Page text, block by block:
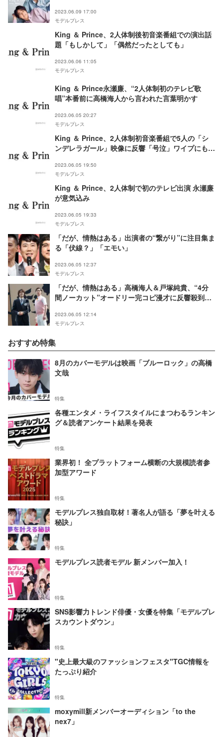
2023.06.09 17:00
モデルプレス
King ＆ Prince、2人体制後初音楽番組での演出話
題「もしかして」「偶然だったとしても」
2023.06.06 11:05
モデルプレス
King ＆ Prince永瀬廉、“2人体制初のテレビ歌
唱”本番前に高橋海人から言われた言葉明かす
2023.06.05 20:27
モデルプレス
King ＆ Prince、2人体制初音楽番組で5人の「シ
ンデレラガール」映像に反響「号泣」ワイプにも注
2023.06.05 19:50
モデルプレス
King ＆ Prince、2人体制で初のテレビ出演 永瀬廉
が意気込み
2023.06.05 19:33
モデルプレス
「だが、情熱はある」出演者の“繋がり”に注目集ま
る「伏線？」「エモい」
2023.06.05 12:37
モデルプレス
「だが、情熱はある」高橋海人＆戸塚純貴、“4分
間ノーカット”オードリー完コピ漫才に反響殺到
2023.06.05 12:14
モデルプレス
おすすめ特集
8月のカバーモデルは映画「ブルーロック」の高橋
文哉
特集
各種エンタメ・ライフスタイルにまつわるランキン
グ＆読者アンケート結果を発表
特集
業界初！ 全プラットフォーム横断の大規模読者参
加型アワード
特集
モデルプレス独自取材！著名人が語る「夢を叶える
秘訣」
特集
モデルプレス読者モデル 新メンバー加入！
特集
SNS影響力トレンド俳優・女優を特集「モデルプレ
スカウントダウン」
特集
"史上最大級のファッションフェスタ"TGC情報を
たっぷり紹介
特集
moxymill新メンバーオーディション「to the
nex7」